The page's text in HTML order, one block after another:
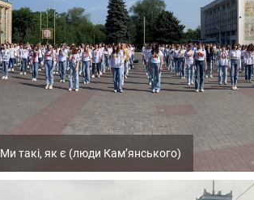
Ми такі, як є (люди Кам’янського)